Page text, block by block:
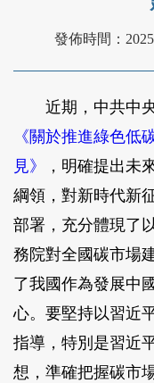
發佈時間：
近期，中共中央
《關於推進綠色低
見》
，明確提出未
綱領，對新時代新
部署，充分體現了
務院對全國碳市場
了我國作為發展中
心。要堅持以習近
指導，特別是習近
想，準確把握碳市